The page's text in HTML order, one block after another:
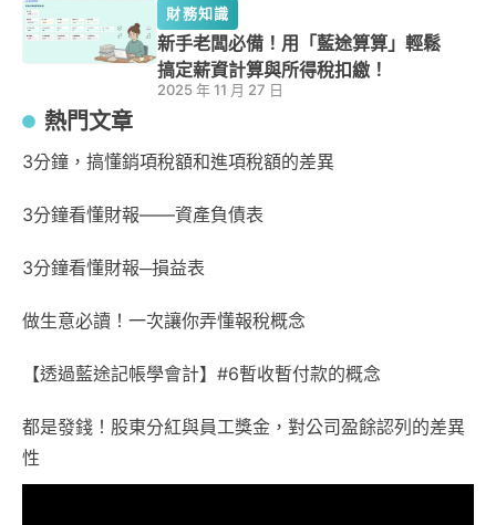
財務知識
新手老闆必備！用「藍途算算」輕鬆
搞定薪資計算與所得稅扣繳！
2025 年 11 月 27 日
熱門文章
3分鐘，搞懂銷項稅額和進項稅額的差異
3分鐘看懂財報——資產負債表
3分鐘看懂財報─損益表
做生意必讀！一次讓你弄懂報稅概念
【透過藍途記帳學會計】#6暫收暫付款的概念
都是發錢！股東分紅與員工獎金，對公司盈餘認列的差異
性